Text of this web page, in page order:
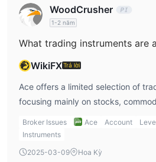
leverage, makes me unsure
trading terms with Ace.
WoodCrusher
1-2 năm
What trading instruments are
WikiFXTrả lời
Ace offers a limited selection of
focusing mainly on stocks,
While this could be appealing for
specific markets, it lacks other
forex, cryptocurrencies, or indices.
Broker Issues Ace Account
Instruments
2025-03-09
Hoa Kỳ